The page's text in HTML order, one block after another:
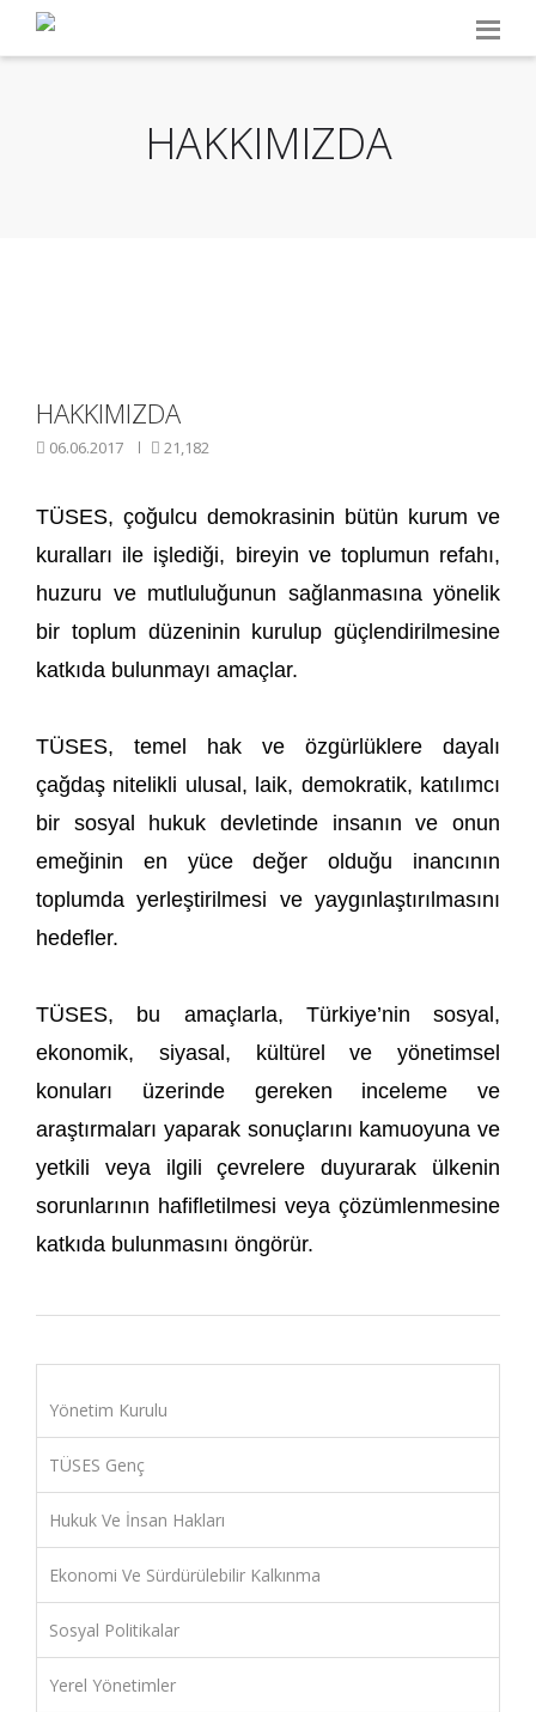
HAKKIMIZDA
HAKKIMIZDA
06.06.2017 21,182
TÜSES, çoğulcu demokrasinin bütün kurum ve
kuralları ile işlediği, bireyin ve toplumun refahı,
huzuru ve mutluluğunun sağlanmasına yönelik
bir toplum düzeninin kurulup güçlendirilmesine
katkıda bulunmayı amaçlar.
TÜSES, temel hak ve özgürlüklere dayalı
çağdaş nitelikli ulusal, laik, demokratik, katılımcı
bir sosyal hukuk devletinde insanın ve onun
emeğinin en yüce değer olduğu inancının
toplumda yerleştirilmesi ve yaygınlaştırılmasını
hedefler.
TÜSES, bu amaçlarla, Türkiye’nin sosyal,
ekonomik, siyasal, kültürel ve yönetimsel
konuları üzerinde gereken inceleme ve
araştırmaları yaparak sonuçlarını kamuoyuna ve
yetkili veya ilgili çevrelere duyurarak ülkenin
sorunlarının hafifletilmesi veya çözümlenmesine
katkıda bulunmasını öngörür.
Yönetim Kurulu
TÜSES Genç
Hukuk Ve İnsan Hakları
Ekonomi Ve Sürdürülebilir Kalkınma
Sosyal Politikalar
Yerel Yönetimler